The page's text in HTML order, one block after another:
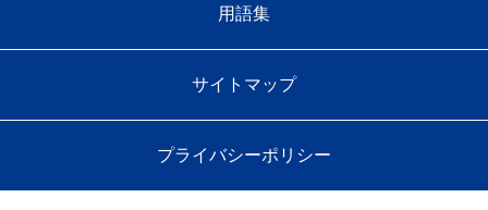
用語集
サイトマップ
プライバシーポリシー